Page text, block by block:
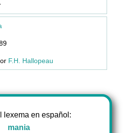
F.H. Hallopeau
lexema en español:
mania